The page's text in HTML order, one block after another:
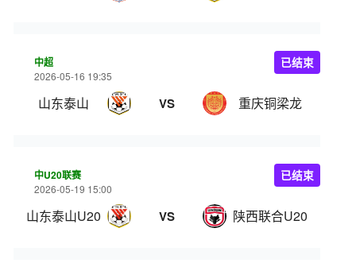
中超
2026-05-16 19:35
山东泰山 VS 重庆铜梁龙
已结束
中U20联赛
2026-05-19 15:00
山东泰山U20 VS 陕西联合U20
已结束